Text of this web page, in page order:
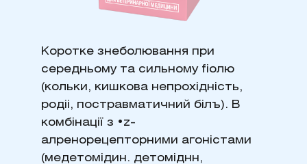
Коротке знеболювання при
середньому та сильному fiолю
(кольки, кишкова непрохідність,
родіі, постравматичний білъ). В
комбінації з •z-
алренорецепторними агоністами
(медетомідин. детоміднн,